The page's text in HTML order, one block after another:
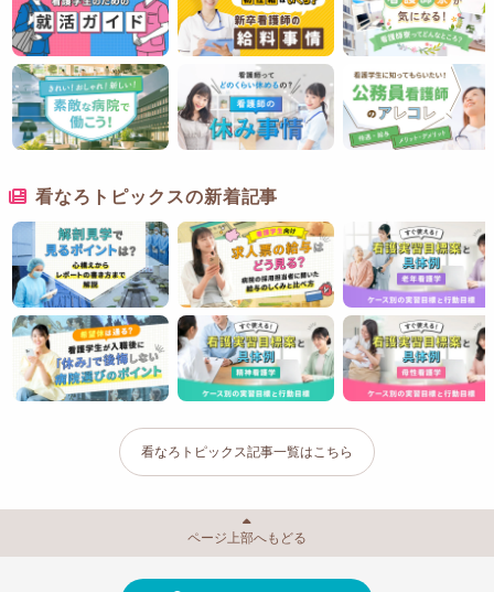
看なろトピックスの新着記事
看なろトピックス記事一覧はこちら
ページ上部へもどる